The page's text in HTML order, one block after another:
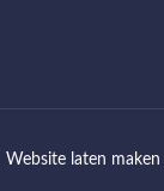
Website laten maken